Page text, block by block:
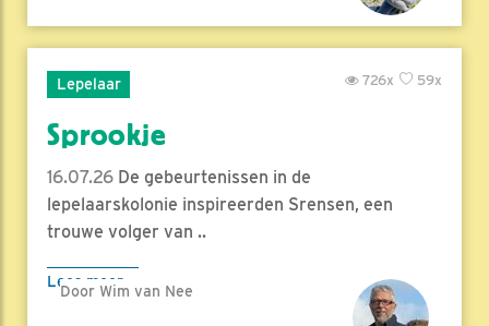
Lepelaar 59x
726x
Sprookje
16.07.26 De gebeurtenissen in de
lepelaarskolonie inspireerden Srensen, een
trouwe volger van ..
Lees meer
Door Wim van Nee